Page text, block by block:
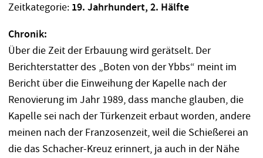
Zeitkategorie: 19. Jahrhundert, 2. Hälfte
Chronik:
Über die Zeit der Erbauung wird gerätselt. Der
Berichterstatter des „Boten von der Ybbs“ meint im
Bericht über die Einweihung der Kapelle nach der
Renovierung im Jahr 1989, dass manche glauben, die
Kapelle sei nach der Türkenzeit erbaut worden, andere
meinen nach der Franzosenzeit, weil die Schießerei an
die das Schacher-Kreuz erinnert, ja auch in der Nähe